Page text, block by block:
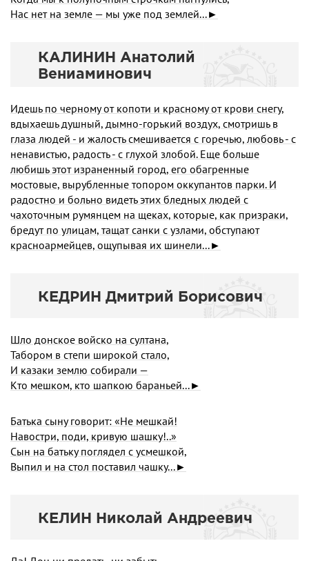
Нас нет на земле — мы уже под землей...►
КАЛИНИН Анатолий
Вениаминович
Идешь по черному от копоти и красному от крови снегу,
вдыха­ешь душный, дымно-горький воздух, смотришь в
глаза людей - и жалость смешивается с горечью, любовь - с
ненавистью, радость - с глухой злобой. Еще больше
любишь этот израненный город, его обагренные
мостовые, вырубленные топором оккупантов парки. И
радостно и больно видеть этих бледных людей с
чахоточным румянцем на щеках, которые, как призраки,
бредут по улицам, тащат санки с узлами, обступают
красноармейцев, ощупывая их шинели...►
КЕДРИН Дмитрий Борисович
Шло донское войско на султана,
Табором в степи широкой стало,
И казаки землю собирали —
Кто мешком, кто шапкою бараньей...►
Батька сыну говорит: «Не мешкай!
Навостри, поди, кривую шашку!..»
Сын на батьку поглядел с усмешкой,
Выпил и на стол поставил чашку...►
КЕЛИН Николай Андреевич